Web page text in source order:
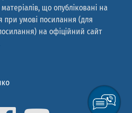
що опубліковані на
при умові посилання (для
на офіційний сайт